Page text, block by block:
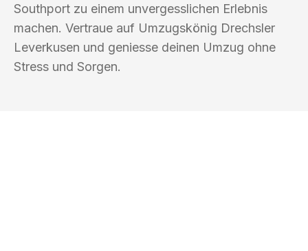
Southport zu einem unvergesslichen Erlebnis
machen. Vertraue auf Umzugskönig Drechsler
Leverkusen und geniesse deinen Umzug ohne
Stress und Sorgen.